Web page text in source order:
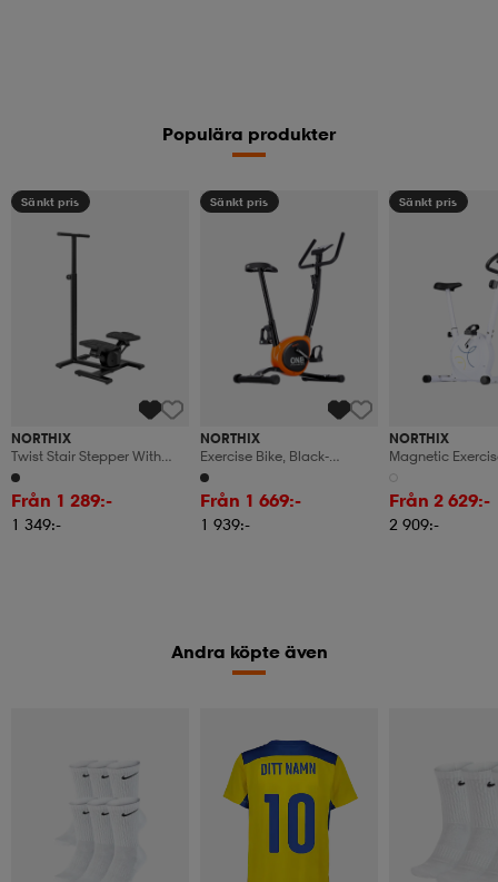
Populära produkter
Sänkt pris
NORTHIX
Twist Stair Stepper With
Adjustable Handle Lcd
Display
Från 1 289:-
1 349:-
Sänkt pris
NORTHIX
Exercise Bike, Black-
Orange, Adjustable
Resistance
Från 1 669:-
1 939:-
Sänkt pris
NORTHIX
Magnetic
White
Från 2 629:-
2 909:-
Andra köpte även